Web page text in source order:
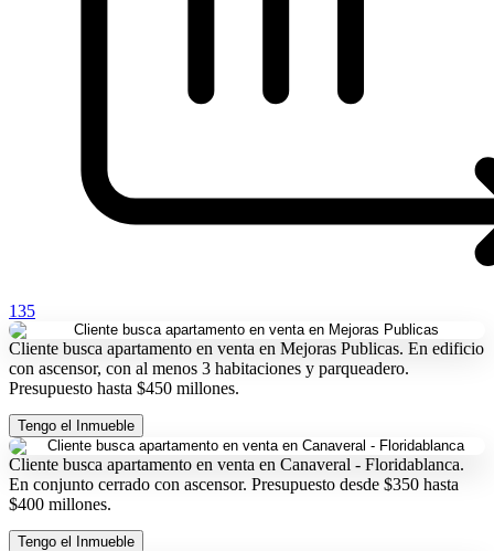
135
Cliente busca apartamento en venta en Mejoras Publicas. En edificio
con ascensor, con al menos 3 habitaciones y parqueadero.
Presupuesto hasta $450 millones.
Tengo el Inmueble
Cliente busca apartamento en venta en Canaveral - Floridablanca.
En conjunto cerrado con ascensor. Presupuesto desde $350 hasta
$400 millones.
Tengo el Inmueble